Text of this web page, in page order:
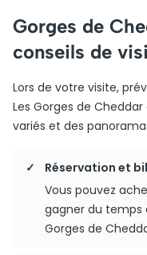
Gorges de
conseils de
Lors de votre visite,
Les Gorges de
variés et des
Réservation et
Vous pouvez
gagner du temps
Gorges de